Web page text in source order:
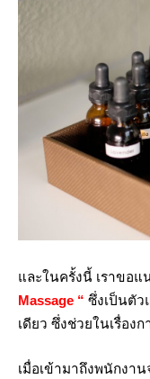
และในครั้งนี้ เราขอ
Massage “ ซึ่งเป็นตั
เดียว ซึ่งช่วยในเรื่อง
เมื่อเข้ามาถึงพนักงา